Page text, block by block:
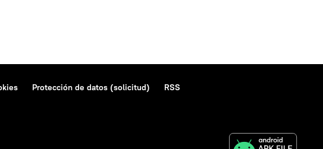
Protección de datos (solicitud)
RSS